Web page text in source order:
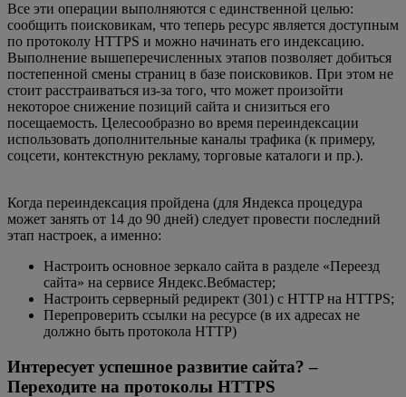
Все эти операции выполняются с единственной целью:
сообщить поисковикам, что теперь ресурс является доступным
по протоколу HTTPS и можно начинать его индексацию.
Выполнение вышеперечисленных этапов позволяет добиться
постепенной смены страниц в базе поисковиков. При этом не
стоит расстраиваться из-за того, что может произойти
некоторое снижение позиций сайта и снизиться его
посещаемость. Целесообразно во время переиндексации
использовать дополнительные каналы трафика (к примеру,
соцсети, контекстную рекламу, торговые каталоги и пр.).
Когда переиндексация пройдена (для Яндекса процедура
может занять от 14 до 90 дней) следует провести последний
этап настроек, а именно:
Настроить основное зеркало сайта в разделе «Переезд
сайта» на сервисе Яндекс.Вебмастер;
Настроить серверный редирект (301) с HTTP на HTTPS;
Перепроверить ссылки на ресурсе (в их адресах не
должно быть протокола HTТР)
Интересует успешное развитие сайта? –
Переходите на протоколы HTTPS